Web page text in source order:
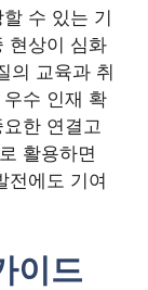
수 있는 기
현상이 심화
의 교육과 취
수 인재 확
한 연결고
활용하면
전에도 기여
이드